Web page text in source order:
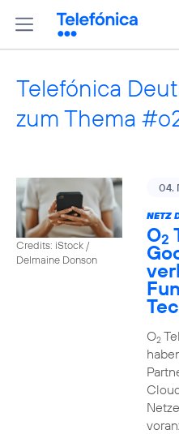
Telefónica
zum Thema
Credits: iStock /
Delmaine Donson
04.
NETZ
O2
O2